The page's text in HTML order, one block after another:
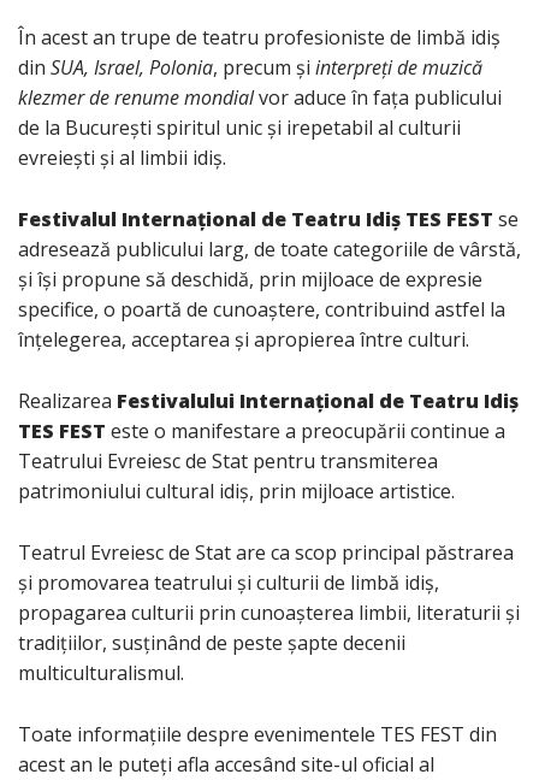
În acest an trupe de teatru profesioniste de limbă idiș
din SUA, Israel, Polonia, precum și interpreţi de muzică
klezmer de renume mondialvor aduce în fața publicului
de la București spiritul unic și irepetabil al culturii
evreiești și al limbii idiș.
Festivalul Internaţional de Teatru Idiș TES FEST se
adresează publicului larg, de toate categoriile de vârstă,
și își propune să deschidă, prin mijloace de expresie
specifice, o poartă de cunoaștere, contribuind astfel la
înţelegerea, acceptarea și apropierea între culturi.
Realizarea Festivalului Internaţional de Teatru Idiș
TES FEST este o manifestare a preocupării continue a
Teatrului Evreiesc de Stat pentru transmiterea
patrimoniului cultural idiș, prin mijloace artistice.
Teatrul Evreiesc de Stat are ca scop principal păstrarea
și promovarea teatrului și culturii de limbă idiș,
propagarea culturii prin cunoașterea limbii, literaturii și
tradiţiilor, susţinând de peste șapte decenii
multiculturalismul.
Toate informațiile despre evenimentele TES FEST din
acest an le puteți afla accesând site-ul oficial al